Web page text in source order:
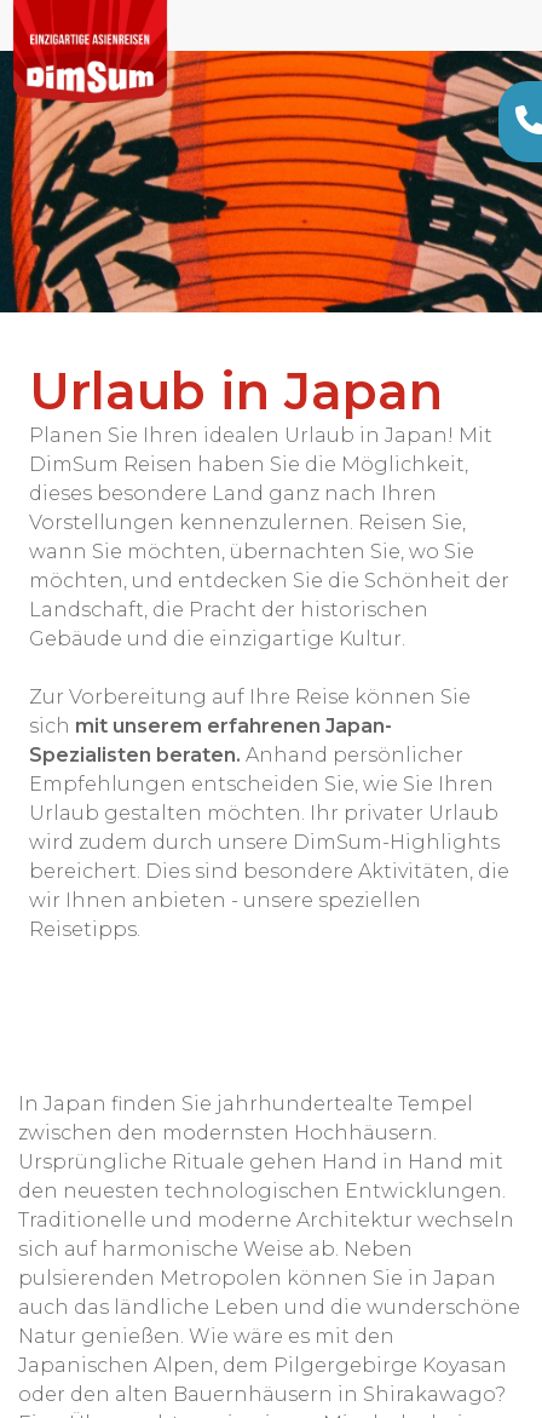
Urlaub in Japan
Planen Sie Ihren idealen Urlaub in Japan! Mit
DimSum Reisen haben Sie die Möglichkeit,
dieses besondere Land ganz nach Ihren
Vorstellungen kennenzulernen. Reisen Sie,
wann Sie möchten, übernachten Sie, wo Sie
möchten, und entdecken Sie die Schönheit der
Landschaft, die Pracht der historischen
Gebäude und die einzigartige Kultur.
Zur Vorbereitung auf Ihre Reise können Sie
sich mit unserem erfahrenen Japan-
Spezialisten beraten. Anhand persönlicher
Empfehlungen entscheiden Sie, wie Sie Ihren
Urlaub gestalten möchten. Ihr privater Urlaub
wird zudem durch unsere DimSum-Highlights
bereichert. Dies sind besondere Aktivitäten, die
wir Ihnen anbieten - unsere speziellen
Reisetipps.
In Japan finden Sie jahrhundertealte Tempel
zwischen den modernsten Hochhäusern.
Ursprüngliche Rituale gehen Hand in Hand mit
den neuesten technologischen Entwicklungen.
Traditionelle und moderne Architektur wechseln
sich auf harmonische Weise ab. Neben
pulsierenden Metropolen können Sie in Japan
auch das ländliche Leben und die wunderschöne
Natur genießen. Wie wäre es mit den
Japanischen Alpen, dem Pilgergebirge Koyasan
oder den alten Bauernhäusern in Shirakawago?